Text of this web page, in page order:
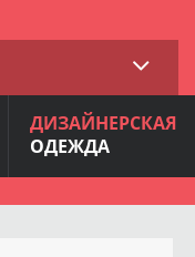
ДИЗАЙНЕРСКАЯ
ОДЕЖДА